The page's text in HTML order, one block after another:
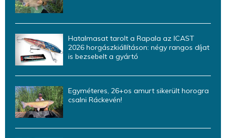
Hatalmasat tarolt a Rapala az ICAST
2026 horgászkiállításon: négy rangos díjat
is bezsebelt a gyártó
Egyméteres, 26+os amurt sikerült horogra
csalni Ráckevén!